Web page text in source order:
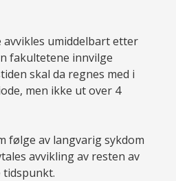
umiddelbart etter
fakultetene innvilge
skal da regnes med i
men ikke ut over 4
følge av langvarig sykdom
avvikling av resten av
tidspunkt.